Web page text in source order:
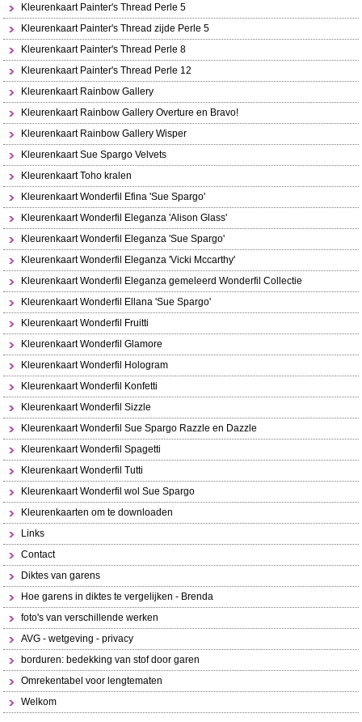
Kleurenkaart Painter's Thread Perle 5
Kleurenkaart Painter's Thread zijde Perle 5
Kleurenkaart Painter's Thread Perle 8
Kleurenkaart Painter's Thread Perle 12
Kleurenkaart Rainbow Gallery
Kleurenkaart Rainbow Gallery Overture en Bravo!
Kleurenkaart Rainbow Gallery Wisper
Kleurenkaart Sue Spargo Velvets
Kleurenkaart Toho kralen
Kleurenkaart Wonderfil Efina 'Sue Spargo'
Kleurenkaart Wonderfil Eleganza 'Alison Glass'
Kleurenkaart Wonderfil Eleganza 'Sue Spargo'
Kleurenkaart Wonderfil Eleganza 'Vicki Mccarthy'
Kleurenkaart Wonderfil Eleganza gemeleerd Wonderfil Collectie
Kleurenkaart Wonderfil Ellana 'Sue Spargo'
Kleurenkaart Wonderfil Fruitti
Kleurenkaart Wonderfil Glamore
Kleurenkaart Wonderfil Hologram
Kleurenkaart Wonderfil Konfetti
Kleurenkaart Wonderfil Sizzle
Kleurenkaart Wonderfil Sue Spargo Razzle en Dazzle
Kleurenkaart Wonderfil Spagetti
Kleurenkaart Wonderfil Tutti
Kleurenkaart Wonderfil wol Sue Spargo
Kleurenkaarten om te downloaden
Links
Contact
Diktes van garens
Hoe garens in diktes te vergelijken - Brenda
foto's van verschillende werken
AVG - wetgeving - privacy
borduren: bedekking van stof door garen
Omrekentabel voor lengtematen
Welkom